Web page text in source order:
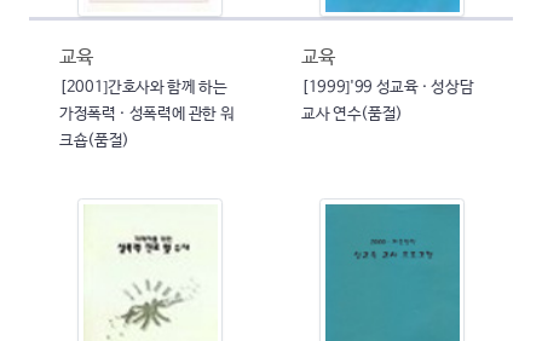
교육
[2001]간호사와 함께 하는
가정폭력 · 성폭력에 관한 워
크숍(품절)
교육
[1999]'99 성교육 · 성상담
교사 연수(품절)